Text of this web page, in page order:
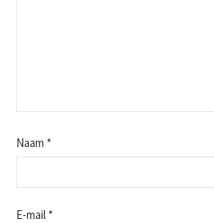
Naam *
E-mail *